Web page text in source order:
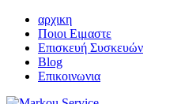
αρχικη
Ποιοι Ειμαστε
Επισκευή Συσκευών
Blog
Επικοινωνια